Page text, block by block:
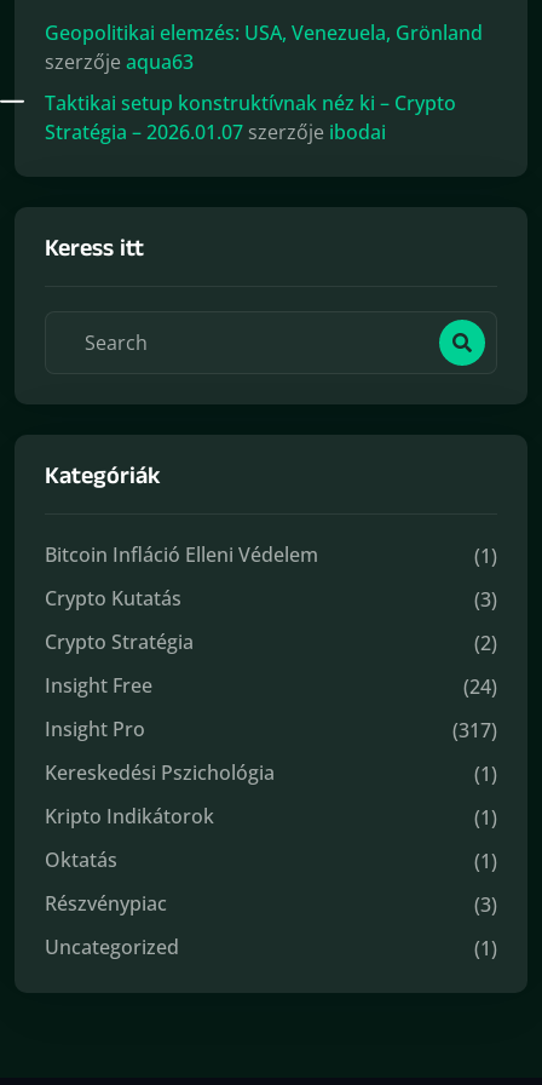
Geopolitikai elemzés: USA, Venezuela, Grönland
szerzője aqua63
Taktikai setup konstruktívnak néz ki – Crypto
Stratégia – 2026.01.07 szerzője ibodai
Keress itt
Kategóriák
Bitcoin Infláció Elleni Védelem
(1)
Crypto Kutatás
(3)
Crypto Stratégia
(2)
Insight Free
(24)
Insight Pro
(317)
Kereskedési Pszichológia
(1)
Kripto Indikátorok
(1)
Oktatás
(1)
Részvénypiac
(3)
Uncategorized
(1)